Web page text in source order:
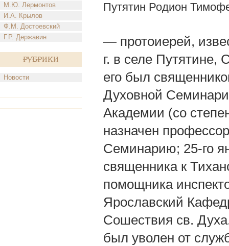
М.Ю. Лермонтов
И.А. Крылов
Ф.М. Достоевский
Г.Р. Державин
Рубрики
Новости
Путятин Родион
— протоиерей,
г. в селе Путятине,
его был
Духовной
Академии (со
назначен
Семинарию; 25-го
священника к
помощника
Ярославский
Сошествия св.
был уволен от